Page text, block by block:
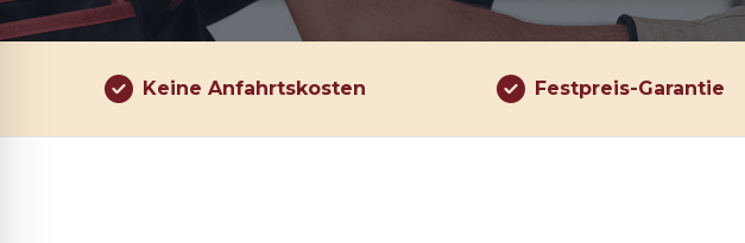
Keine Anfahrtskosten Festpreis-Garantie